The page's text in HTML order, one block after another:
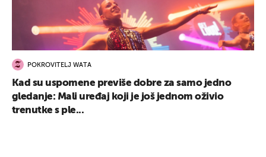
POKROVITELJ WATA
Kad su uspomene previše dobre za samo jedno
gledanje: Mali uređaj koji je još jednom oživio
trenutke s ple...